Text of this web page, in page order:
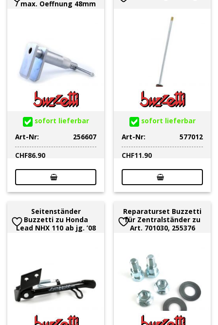
/ max. Oeffnung 48mm
sofort lieferbar
Art-Nr:
256607
CHF86.90
sofort lieferbar
Art-Nr:
577012
CHF11.90
Seitenständer
Buzzetti zu Honda
Lead NHX 110 ab jg. ’08
Reparaturset Buzzetti
für Zentralständer zu
Art. 701030, 255376